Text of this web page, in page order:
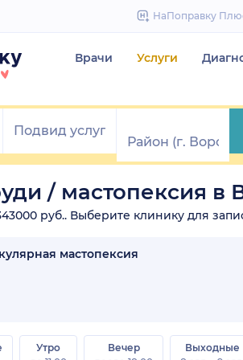
НаПоправку
Врачи Услуги
/ мастопексия в
руб.. Выберите клинику для
мастопексия
Утро
Вечер
Выходные